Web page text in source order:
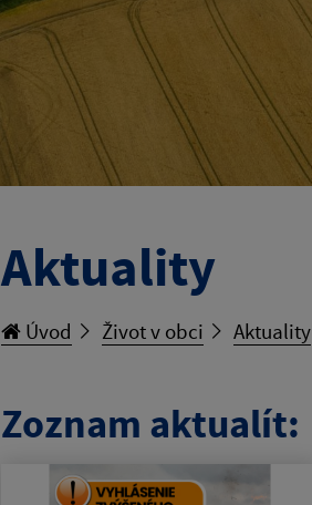
Aktuality
Úvod Život v obci Aktuality
Zoznam aktualít: